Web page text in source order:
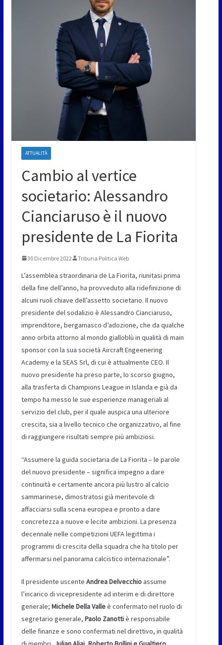
ATTUALITÀ
Cambio al vertice
societario: Alessandro
Cianciaruso è il nuovo
presidente de La Fiorita
30 Dicembre 2022 Tribuna Politica Web
L’assemblea straordinaria de La Fiorita, riunitasi prima
della fine dell’anno, ha provveduto alla ridefinizione di
alcuni ruoli chiave dell’assetto societario. Il nuovo
presidente del sodalizio è Alessandro Cianciaruso,
imprenditore, bergamasco d’adozione, che da qualche
anno orbita attorno al mondo gialloblù in qualità di main
sponsor con la sua società Aircraft Engeenering
Academy e la SEAS Srl, di cui è attualmente CEO. Il
nuovo presidente ha preso parte, lo scorso giugno,
alla trasferta di Champions League in Islanda e già da
tempo ha messo le sue esperienze manageriali al
servizio del club, per il quale auspica una ulteriore
crescita, sia a livello tecnico che organizzativo, al fine
di raggiungere risultati sempre più ambiziosi.
“Assumere la guida societaria de La Fiorita – le parole
del nuovo presidente – significa impegno a dare
continuità e certamente ancora più lustro al calcio
sammarinese, dimostratosi già meritevole di
affacciarsi sulla scena europea e pronto a dare
concretezza a nuove e lecite ambizioni. La presenza
decennale nelle competizioni UEFA legittima i
programmi di crescita della squadra che ha titolo per
affermarsi nel panorama calcistico internazionale”.
Il presidente uscente Andrea Delvecchioassume
l’incarico di vicepresidente ad interim e di direttore
generale; Michele Della Valleè confermato nel ruolo di
segretario generale, Paolo Zanottiè responsabile
delle finanze e sono confermati nel direttivo, in qualità